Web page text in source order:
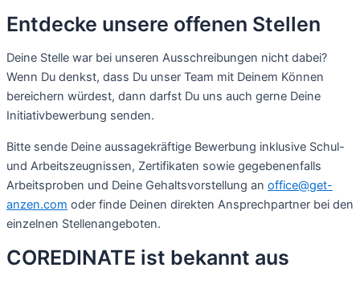
Entdecke unsere offenen Stellen
Deine Stelle war bei unseren Ausschreibungen nicht dabei?
Wenn Du denkst, dass Du unser Team mit Deinem Können
bereichern würdest, dann darfst Du uns auch gerne Deine
Initiativbewerbung senden.
Bitte sende Deine aussagekräftige Bewerbung inklusive Schul-
und Arbeitszeugnissen, Zertifikaten sowie gegebenenfalls
Arbeitsproben und Deine Gehaltsvorstellung an office@get-
anzen.com oder finde Deinen direkten Ansprechpartner bei den
einzelnen Stellenangeboten.
COREDINATE ist bekannt aus